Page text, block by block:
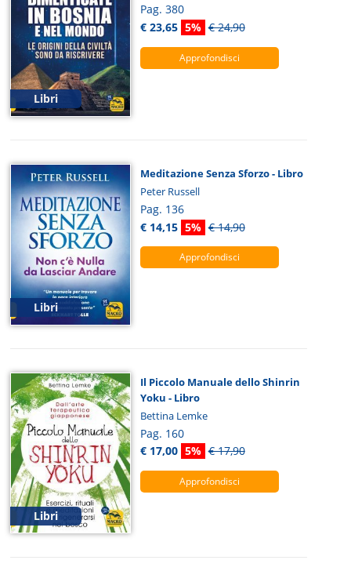
Libri
Pag. 380
€ 23,65 5% € 24,90
Approfondisci
Libri
Meditazione Senza Sforzo - Libro
Peter Russell
Pag. 136
€ 14,15 5% € 14,90
Approfondisci
Libri
Il Piccolo Manuale dello Shinrin
Yoku - Libro
Bettina Lemke
Pag. 160
€ 17,00 5% € 17,90
Approfondisci